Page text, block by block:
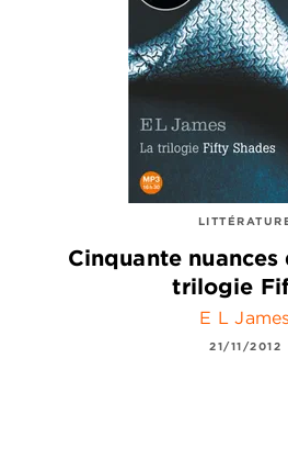
Cinquante nuances
trilogie
E L James
21/11/2012